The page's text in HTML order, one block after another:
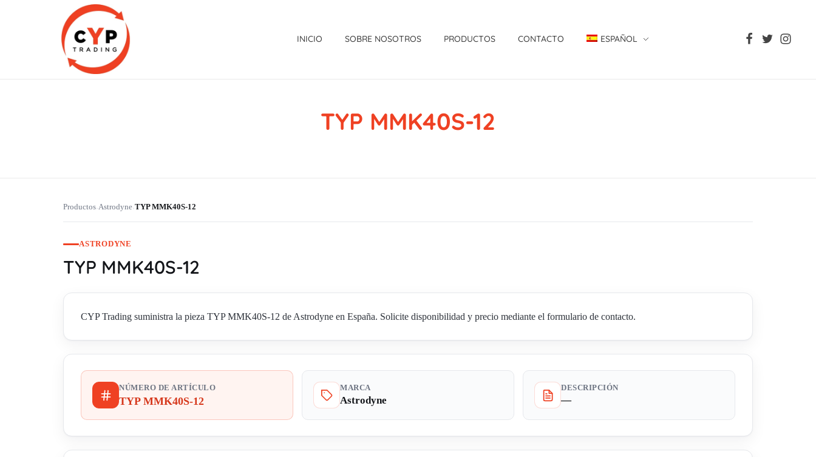
INICIO SOBRE NOSOTROS PRODUCTOS CONTACTO ESPAÑOL
TYP MMK40S-12
Productos›Astrodyne›TYP MMK40S-12
ASTRODYNE
TYP MMK40S-12
CYP Trading suministra la pieza TYP MMK40S-12 de Astrodyne en España. Solicite disponibilidad y precio mediante el formulario de contacto.
NÚMERO DE ARTÍCULO
TYP MMK40S-12
MARCA
Astrodyne
DESCRIPCIÓN
—